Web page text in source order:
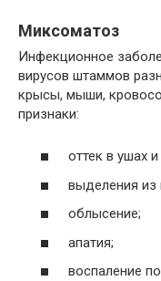
Миксоматоз
Инфекционное
вирусов штаммов
крысы, мыши,
признаки:
оттек в ушах и
выделения из
облысение;
апатия;
воспаление